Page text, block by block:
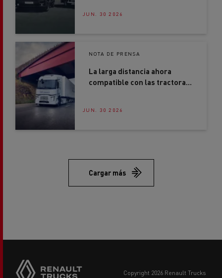
JUN. 30 2026
NOTA DE PRENSA
La larga distancia ahora
compatible con las tractoras
JUN. 30 2026
Cargar más
copyright 2026 Renault Trucks